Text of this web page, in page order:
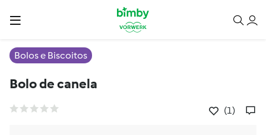
Bolos e Biscoitos
Bolo de canela
(1)